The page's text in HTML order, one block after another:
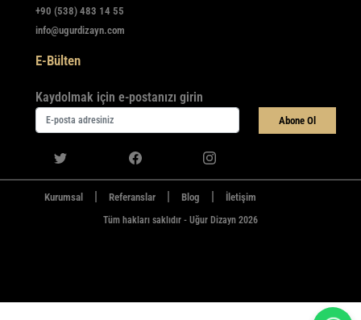
+90 (538) 483 14 55
info@ugurdizayn.com
E-Bülten
Kaydolmak için e-postanızı girin
Abone Ol
Kurumsal | Referanslar | Blog | İletişim
Tüm hakları saklıdır - Uğur Dizayn 2026